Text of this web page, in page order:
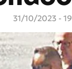
31/10/2023 -